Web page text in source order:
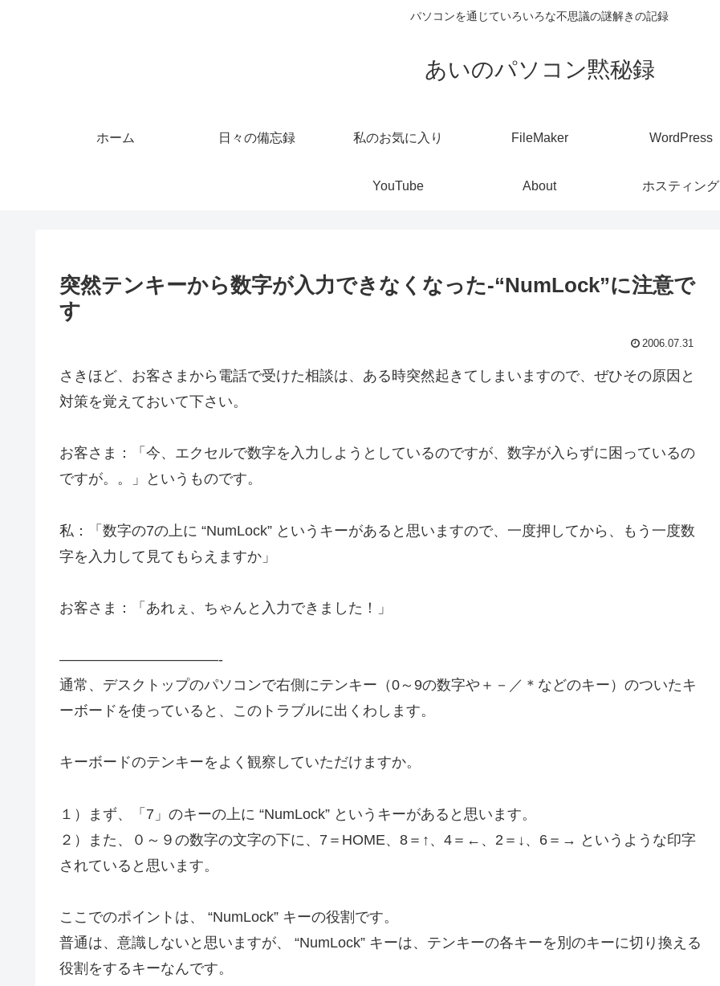
パソコンを通じていろいろな不思議の謎解きの記録
あいのパソコン黙秘録
ホーム 日々の備忘録 私のお気に入り FileMaker WordPress
YouTube About ホスティング
突然テンキーから数字が入力できなくなった-“NumLock”に注意で
す
2006.07.31
さきほど、お客さまから電話で受けた相談は、ある時突然起きてしまいますので、ぜひその原因と
対策を覚えておいて下さい。
お客さま：「今、エクセルで数字を入力しようとしているのですが、数字が入らずに困っているの
ですが。。」というものです。
私：「数字の7の上に “NumLock” というキーがあると思いますので、一度押してから、もう一度数
字を入力して見てもらえますか」
お客さま：「あれぇ、ちゃんと入力できました！」
———————————-
通常、デスクトップのパソコンで右側にテンキー（0～9の数字や＋－／＊などのキー）のついたキ
ーボードを使っていると、このトラブルに出くわします。
キーボードのテンキーをよく観察していただけますか。
１）まず、「7」のキーの上に “NumLock” というキーがあると思います。
２）また、０～９の数字の文字の下に、7＝HOME、8＝↑、4＝←、2＝↓、6＝→ というような印字
されていると思います。
ここでのポイントは、 “NumLock” キーの役割です。
普通は、意識しないと思いますが、 “NumLock” キーは、テンキーの各キーを別のキーに切り換える
役割をするキーなんです。